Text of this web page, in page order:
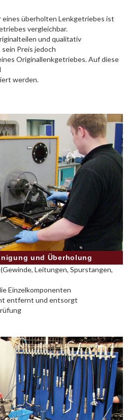
überholten Lenkgetriebes ist
vergleichbar.
und qualitativ
Preis jedoch
Originallenkgetriebes. Auf diese
werden.
und Überholung
Leitungen, Spurstangen,
Einzelkomponenten
entfernt und entsorgt